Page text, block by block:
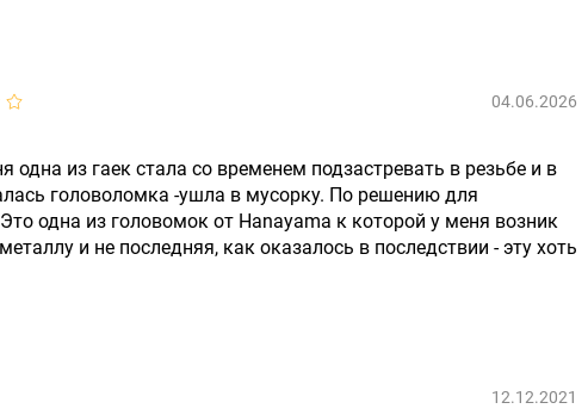
04.06.2026
одна из гаек стала со временем подзастревать в резьбе и в
головоломка -ушла в мусорку. По решению для
одна из головомок от Hanayama к которой у меня возник
и не последняя, как оказалось в последствии - эту хоть
12.12.2021